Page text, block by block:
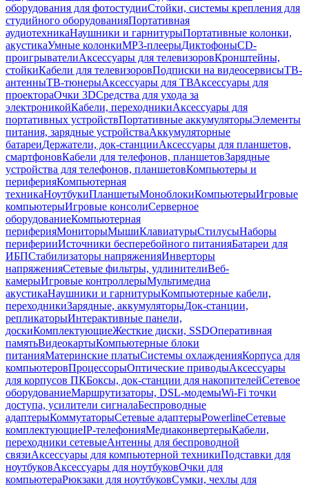
оборудования для фотостудииСтойки, системы крепления для
студийного оборудованияПортативная
аудиотехникаНаушники и гарнитурыПортативные колонки,
акустикаУмные колонкиMP3-плеерыДиктофоныCD-
проигрывателиАксессуары для телевизоровКронштейны,
стойкиКабели для телевизоровПодписки на видеосервисыТВ-
антенныТВ-тюнерыАксессуары для ТВАксессуары для
проектораОчки 3DСредства для ухода за
электроникойКабели, переходникиАксессуары для
портативных устройствПортативные аккумуляторыЭлементы
питания, зарядные устройстваАккумуляторные
батареиДержатели, док-станцииАксессуары для планшетов,
смартфоновКабели для телефонов, планшетовЗарядные
устройства для телефонов, планшетовКомпьютеры и
периферияКомпьютерная
техникаНоутбукиПланшетыМоноблокиКомпьютерыИгровые
компьютерыИгровые консолиСерверное
оборудованиеКомпьютерная
периферияМониторыМышиКлавиатурыСтилусыНаборы
периферииИсточники бесперебойного питанияБатареи для
ИБПСтабилизаторы напряженияИнверторы
напряженияСетевые фильтры, удлинителиВеб-
камерыИгровые контроллерыМультимедиа
акустикаНаушники и гарнитурыКомпьютерные кабели,
переходникиЗарядные, аккумуляторыДок-станции,
репликаторыИнтерактивные панели,
доскиКомплектующиеЖесткие диски, SSDОперативная
памятьВидеокартыКомпьютерные блоки
питанияМатеринские платыСистемы охлажденияКорпуса для
компьютеровПроцессорыОптические приводыАксессуары
для корпусов ПКБоксы, док-станции для накопителейСетевое
оборудованиеМаршрутизаторы, DSL-модемыWi-Fi точки
доступа, усилители сигналаБеспроводные
адаптерыКоммутаторыСетевые адаптерыPowerlineСетевые
комплектующиеIP-телефонияМедиаконвертерыКабели,
переходники сетевыеАнтенны для беспроводной
связиАксессуары для компьютерной техникиПодставки для
ноутбуковАксессуары для ноутбуковОчки для
компьютераРюкзаки для ноутбуковСумки, чехлы для